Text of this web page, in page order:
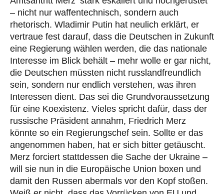
– nicht nur waffentechnisch, sondern auch
rhetorisch. Wladimir Putin hat neulich erklärt, er
vertraue fest darauf, dass die Deutschen in Zukunft
eine Regierung wählen werden, die das nationale
Interesse im Blick behält – mehr wolle er gar nicht,
die Deutschen müssten nicht russlandfreundlich
sein, sondern nur endlich verstehen, was ihren
Interessen dient. Das sei die Grundvoraussetzung
für eine Koexistenz. Vieles spricht dafür, dass der
russische Präsident annahm, Friedrich Merz
könnte so ein Regierungschef sein. Sollte er das
angenommen haben, hat er sich bitter getäuscht.
Merz forciert stattdessen die Sache der Ukraine –
will sie nun in die Europäische Union boxen und
damit den Russen abermals vor den Kopf stoßen.